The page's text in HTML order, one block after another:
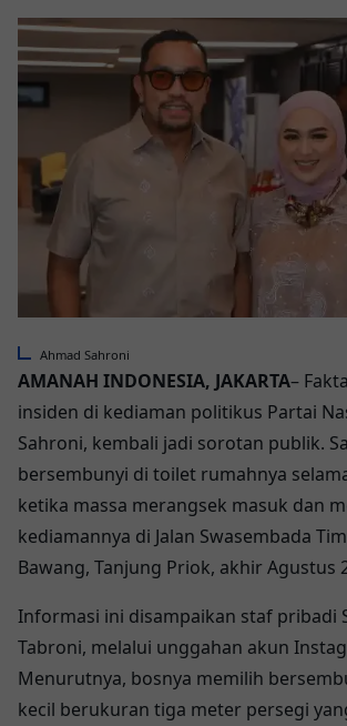
Ahmad Sahroni
AMANAH INDONESIA, JAKARTA–
insiden di kediaman politikus Partai
Sahroni, kembali jadi sorotan publik.
bersembunyi di toilet rumahnya
ketika massa merangsek masuk dan
kediamannya di Jalan Swasembada
Bawang, Tanjung Priok, akhir Agustus
Informasi ini disampaikan staf pribadi
Tabroni, melalui unggahan akun
Menurutnya, bosnya memilih
kecil berukuran tiga meter persegi